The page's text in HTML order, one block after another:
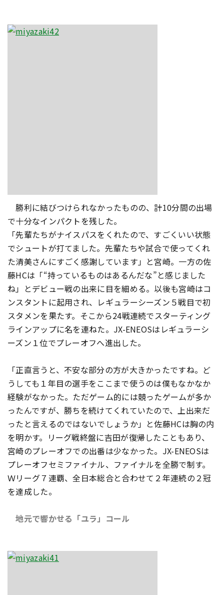
勝利に結びつけられなかったものの、計10分間の出場
で十分なインパクトを残した。
「先輩たちがナイスパスをくれたので、すごくいい状態
でシュートが打てました。先輩たちや試合で使ってくれ
た清美さんにすごく感謝しています」と宮崎。一方の佐
藤HCは「“持っているものはあるんだな”と感じました
ね」とデビュー戦の出来に目を細める。以後も宮崎はコ
ンスタントに起用され、レギュラーシーズン５戦目で初
スタメンを果たす。そこから24戦連続でスターティング
ラインアップに名を連ねた。JX-ENEOSはレギュラーシ
ーズン１位でプレーオフへ進出した。
「正直言うと、不安な部分の方が大きかったですね。ど
うしても１年目の選手をここまで使うのは僕もなかなか
経験がなかった。ただゲーム的には競ったゲームが多か
ったんですが、勝ちを続けてくれていたので、上出来だ
ったと言えるのではないでしょうか」と佐藤HCは胸の内
を明かす。リーグ戦終盤に吉田が復帰したこともあり、
宮崎のプレーオフでの出番は少なかった。JX-ENEOSは
プレーオフセミファイナル、ファイナルを全勝で制す。
Ｗリーグ７連覇、全日本総合と合わせて２年連続の２冠
を達成した。
地元で響かせる「ユラ」コール